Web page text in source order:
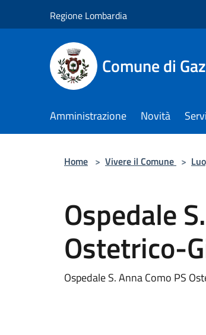
Regione Lombardia
Comune di
Amministrazione Novità
Home > Vivere il Comune >
Ospedale
Ostetrico-
Ospedale S. Anna Como PS